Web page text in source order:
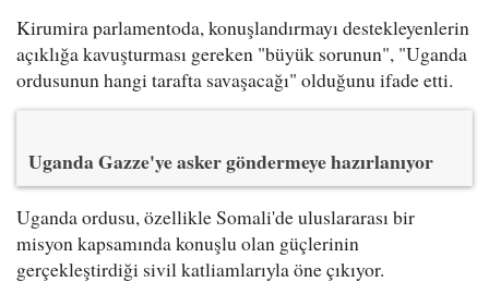
Kirumira parlamentoda, konuşlandırmayı destekleyenlerin
açıklığa kavuşturması gereken "büyük sorunun", "Uganda
ordusunun hangi tarafta savaşacağı" olduğunu ifade etti.
Uganda Gazze'ye asker göndermeye hazırlanıyor
Uganda ordusu, özellikle Somali'de uluslararası bir
misyon kapsamında konuşlu olan güçlerinin
gerçekleştirdiği sivil katliamlarıyla öne çıkıyor.